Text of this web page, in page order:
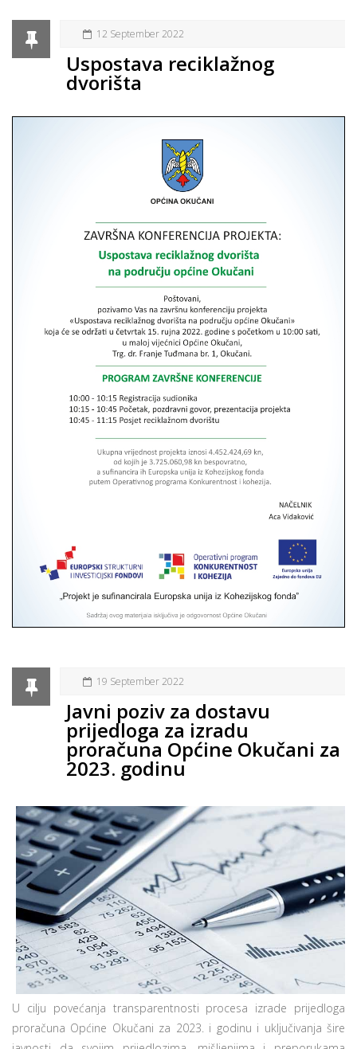
12 September 2022
Uspostava reciklažnog
dvorišta
19 September 2022
Javni poziv za dostavu
prijedloga za izradu
proračuna Općine Okučani za
2023. godinu
U cilju povećanja transparentnosti procesa izrade prijedloga
proračuna Općine Okučani za 2023. i godinu i uključivanja šire